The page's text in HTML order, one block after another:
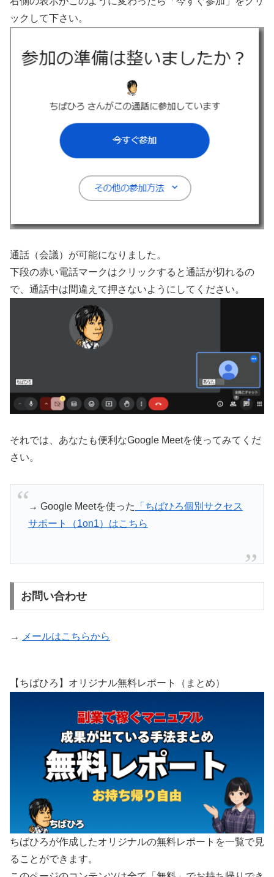
ックして下さい。
通話（会議）が可能になりました。
下段の赤い電話マークはクリックすると通話が切れるの
で、通話中は間違えて押さないようにしてください。
それでは、あなたも便利なGoogle Meetを使ってみてくだ
さい。
→ Google Meetを使った
「ちばひろ個別サクセス
サポート（1on1）はこちら
お問い合わせ
→ メールはこちらから
【ちばひろ】オリジナル無料レポート（まとめ）
ちばひろが作成したオリジナルの無料レポートを一覧で見
ることができます。